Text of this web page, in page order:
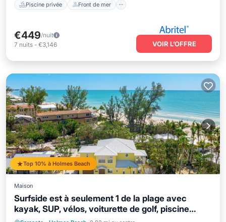
Piscine privée Front de mer
€449/nuit
7 nuits - €3,146 VOIR L’OFFRE
Top 10% à Holmes Beach
Maison
Surfside est à seulement 1 de la plage avec
kayak, SUP, vélos, voiturette de golf, piscine
chauffée